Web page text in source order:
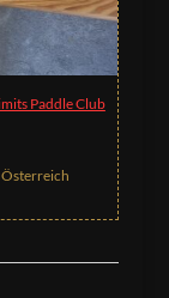
Paddle Club